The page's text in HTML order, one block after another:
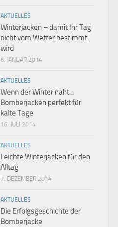
AKTUELLES
Winterjacken – damit Ihr Tag
nicht vom Wetter bestimmt
wird
6. JANUAR 2014
AKTUELLES
Wenn der Winter naht…
Bomberjacken perfekt für
kalte Tage
16. JULI 2014
AKTUELLES
Leichte Winterjacken für den
Alltag
7. DEZEMBER 2014
AKTUELLES
Die Erfolgsgeschichte der
Bomberjacke